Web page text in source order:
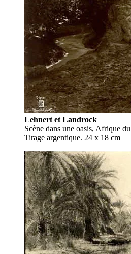
Lehnert et Landrock
Scène dans une oasis, Afrique
Tirage argentique. 24 x 18 cm